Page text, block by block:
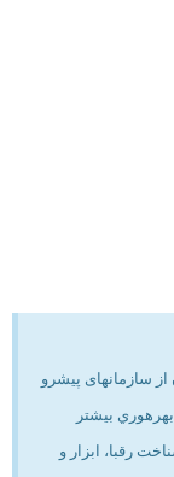
از سازمانهای پیشرو
بيشتر
رقبا، ابزار و